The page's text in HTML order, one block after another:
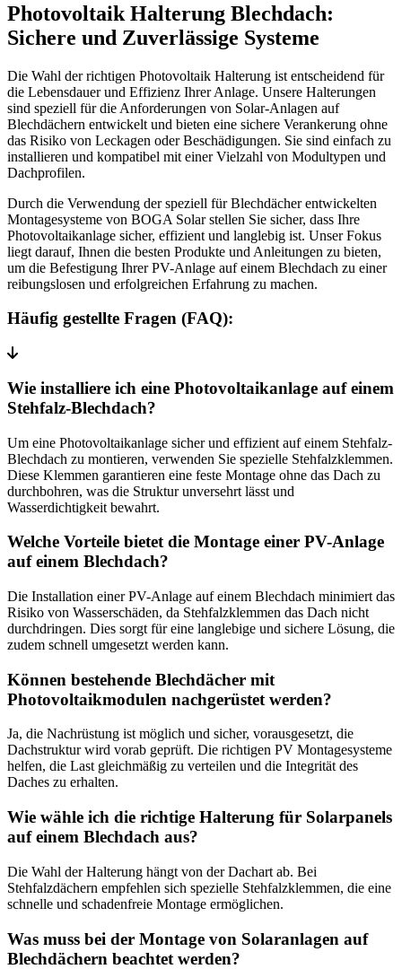
Photovoltaik Halterung Blechdach:
Sichere und Zuverlässige Systeme
Die Wahl der richtigen Photovoltaik Halterung ist entscheidend für
die Lebensdauer und Effizienz Ihrer Anlage. Unsere Halterungen
sind speziell für die Anforderungen von Solar-Anlagen auf
Blechdächern entwickelt und bieten eine sichere Verankerung ohne
das Risiko von Leckagen oder Beschädigungen. Sie sind einfach zu
installieren und kompatibel mit einer Vielzahl von Modultypen und
Dachprofilen.
Durch die Verwendung der speziell für Blechdächer entwickelten
Montagesysteme von BOGA Solar stellen Sie sicher, dass Ihre
Photovoltaikanlage sicher, effizient und langlebig ist. Unser Fokus
liegt darauf, Ihnen die besten Produkte und Anleitungen zu bieten,
um die Befestigung Ihrer PV-Anlage auf einem Blechdach zu einer
reibungslosen und erfolgreichen Erfahrung zu machen.
Häufig gestellte Fragen (FAQ):
Wie installiere ich eine Photovoltaikanlage auf einem
Stehfalz-Blechdach?
Um eine Photovoltaikanlage sicher und effizient auf einem Stehfalz-
Blechdach zu montieren, verwenden Sie spezielle Stehfalzklemmen.
Diese Klemmen garantieren eine feste Montage ohne das Dach zu
durchbohren, was die Struktur unversehrt lässt und
Wasserdichtigkeit bewahrt.
Welche Vorteile bietet die Montage einer PV-Anlage
auf einem Blechdach?
Die Installation einer PV-Anlage auf einem Blechdach minimiert das
Risiko von Wasserschäden, da Stehfalzklemmen das Dach nicht
durchdringen. Dies sorgt für eine langlebige und sichere Lösung, die
zudem schnell umgesetzt werden kann.
Können bestehende Blechdächer mit
Photovoltaikmodulen nachgerüstet werden?
Ja, die Nachrüstung ist möglich und sicher, vorausgesetzt, die
Dachstruktur wird vorab geprüft. Die richtigen PV Montagesysteme
helfen, die Last gleichmäßig zu verteilen und die Integrität des
Daches zu erhalten.
Wie wähle ich die richtige Halterung für Solarpanels
auf einem Blechdach aus?
Die Wahl der Halterung hängt von der Dachart ab. Bei
Stehfalzdächern empfehlen sich spezielle Stehfalzklemmen, die eine
schnelle und schadenfreie Montage ermöglichen.
Was muss bei der Montage von Solaranlagen auf
Blechdächern beachtet werden?